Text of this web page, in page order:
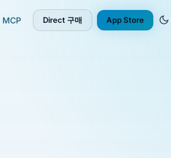
MCP Direct 구매 App Store
(opens in new tab)